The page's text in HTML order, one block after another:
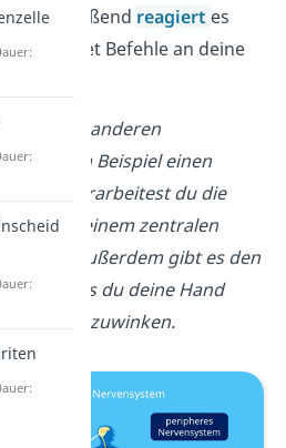
Anschließend reagiert es
und sendet Befehle an deine
du auf der anderen
zum Beispiel einen
siehst, verarbeitest du die
in deinem zentralen
Außerdem gibt es den
dafür, dass du deine Hand
um ihm zuzuwinken.